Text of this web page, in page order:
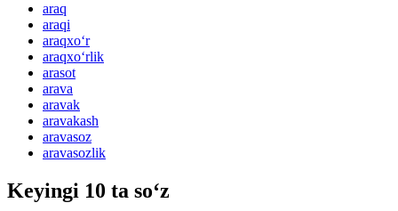
araq
araqi
araqxo‘r
araqxo‘rlik
arasot
arava
aravak
aravakash
aravasoz
aravasozlik
Keyingi 10 ta so‘z